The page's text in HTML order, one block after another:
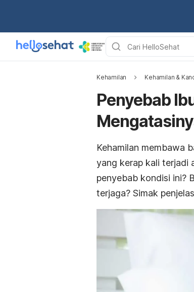
Kehamilan Kehamilan &
Penyebab
Kehamilan membawa
yang kerap kali terjadi
penyebab kondisi ini?
terjaga? Simak